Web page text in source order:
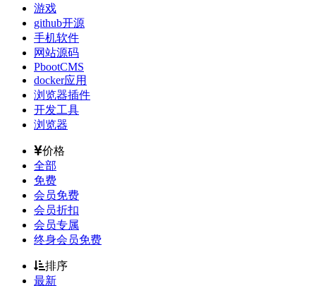
游戏
github开源
手机软件
网站源码
PbootCMS
docker应用
浏览器插件
开发工具
浏览器
价格
全部
免费
会员免费
会员折扣
会员专属
终身会员免费
排序
最新